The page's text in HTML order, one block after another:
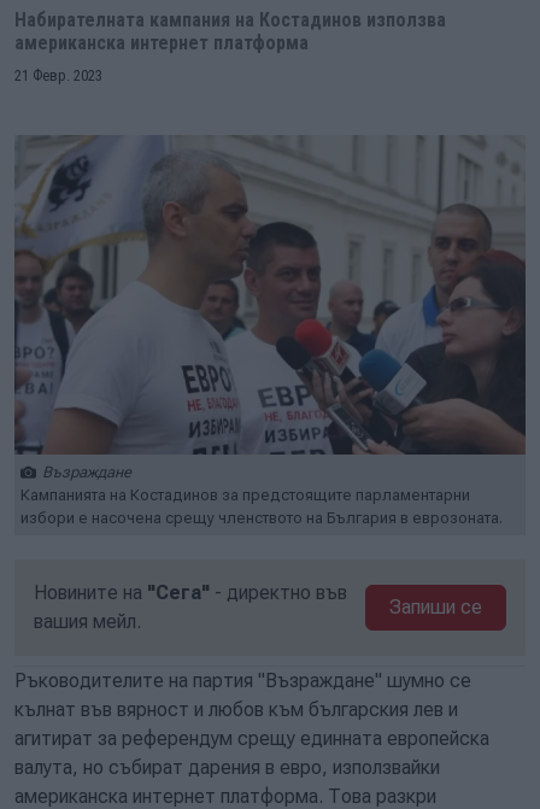
Набирателната кампания на Костадинов използва
американска интернет платформа
21 Февр. 2023
Възраждане
Кампанията на Костадинов за предстоящите парламентарни
избори е насочена срещу членството на България в еврозоната.
Новините на "Сега" - директно във
вашия мейл.
Запиши се
Ръководителите на партия "Възраждане" шумно се
кълнат във вярност и любов към българския лев и
агитират за референдум срещу единната европейска
валута, но събират дарения в евро, използвайки
американска интернет платформа. Това разкри